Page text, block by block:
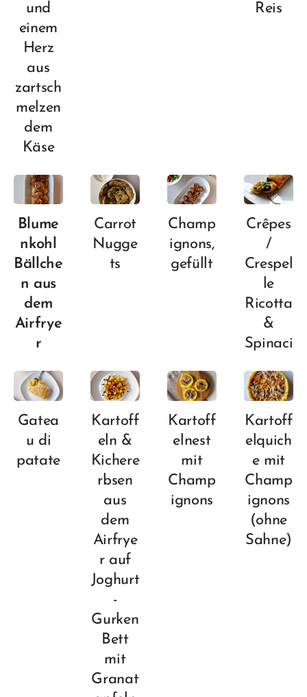
und
einem
Herz
aus
zartsch
melzen
dem
Käse
Reis
Blume
nkohl
Bällche
n aus
dem
Airfrye
r
Carrot
Nugge
ts
Champ
ignons,
gefüllt
Crêpes
/
Crespel
le
Ricotta
&
Spinaci
Gatea
u di
patate
Kartoff
eln &
Kichere
rbsen
aus
dem
Airfrye
r auf
Joghurt
-
Gurken
Bett
mit
Granat
Kartoff
elnest
mit
Champ
ignons
Kartoff
elquich
e mit
Champ
ignons
(ohne
Sahne)